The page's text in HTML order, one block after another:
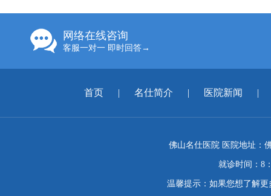
网络在线咨询
客服一对一 即时回答→
首页 | 名仕简介 | 医院新闻 |
佛山名仕医院 医院地址：
就诊时间：8
温馨提示：如果您想了解